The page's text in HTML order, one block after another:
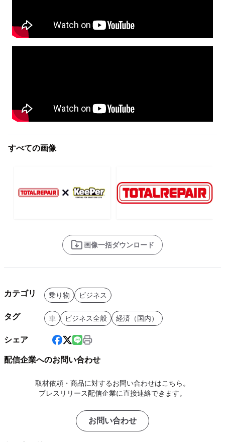
すべての画像
画像一括ダウンロード
カテゴリ 乗り物 ビジネス
タグ 車 ビジネス全般 経済（国内）
シェア
配信企業へのお問い合わせ
取材依頼・商品に対するお問い合わせはこちら。
プレスリリース配信企業に直接連絡できます。
お問い合わせ